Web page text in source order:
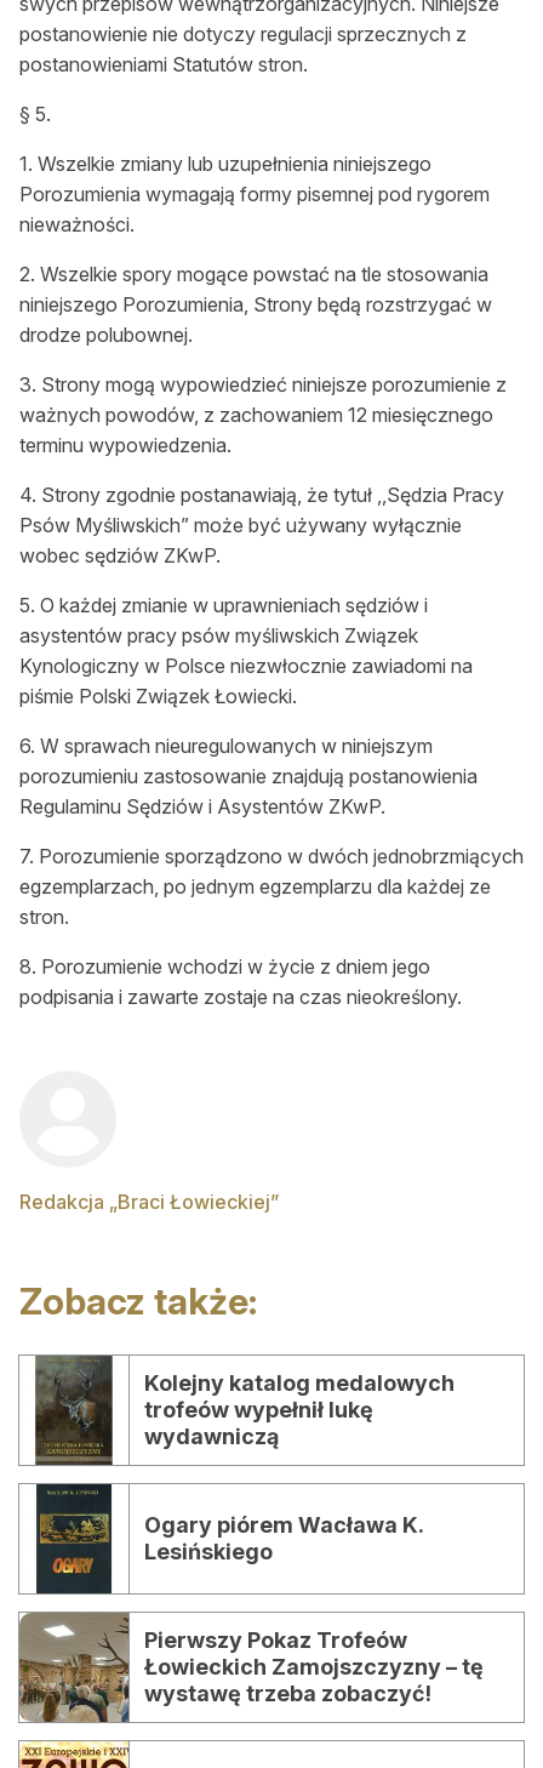
postanowienie nie dotyczy regulacji sprzecznych z
postanowieniami Statutów stron.
§ 5.
1. Wszelkie zmiany lub uzupełnienia niniejszego
Porozumienia wymagają formy pisemnej pod rygorem
nieważności.
2. Wszelkie spory mogące powstać na tle stosowania
niniejszego Porozumienia, Strony będą rozstrzygać w
drodze polubownej.
3. Strony mogą wypowiedzieć niniejsze porozumienie z
ważnych powodów, z zachowaniem 12 miesięcznego
terminu wypowiedzenia.
4. Strony zgodnie postanawiają, że tytuł ,,Sędzia Pracy
Psów Myśliwskich” może być używany wyłącznie
wobec sędziów ZKwP.
5. O każdej zmianie w uprawnieniach sędziów i
asystentów pracy psów myśliwskich Związek
Kynologiczny w Polsce niezwłocznie zawiadomi na
piśmie Polski Związek Łowiecki.
6. W sprawach nieuregulowanych w niniejszym
porozumieniu zastosowanie znajdują postanowienia
Regulaminu Sędziów i Asystentów ZKwP.
7. Porozumienie sporządzono w dwóch jednobrzmiących
egzemplarzach, po jednym egzemplarzu dla każdej ze
stron.
8. Porozumienie wchodzi w życie z dniem jego
podpisania i zawarte zostaje na czas nieokreślony.
Redakcja „Braci Łowieckiej”
Zobacz także:
Kolejny katalog medalowych
trofeów wypełnił lukę
wydawniczą
Ogary piórem Wacława K.
Lesińskiego
Pierwszy Pokaz Trofeów
Łowieckich Zamojszczyzny – tę
wystawę trzeba zobaczyć!